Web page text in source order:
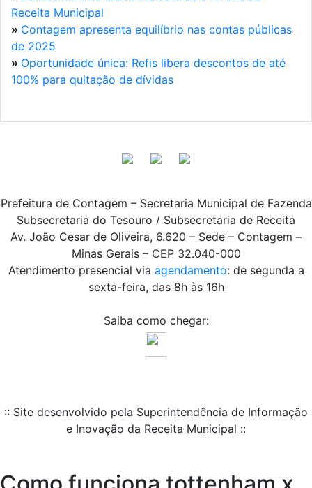
Receita Municipal
» Contagem apresenta equilíbrio nas contas públicas
de 2025
» Oportunidade única: Refis libera descontos de até
100% para quitação de dívidas
Prefeitura de Contagem – Secretaria Municipal de Fazenda
Subsecretaria do Tesouro / Subsecretaria de Receita
Av. João Cesar de Oliveira, 6.620 – Sede – Contagem –
Minas Gerais – CEP 32.040-000
Atendimento presencial via agendamento: de segunda a
sexta-feira, das 8h às 16h
Saiba como chegar:
:: Site desenvolvido pela Superintendência de Informação
e Inovação da Receita Municipal ::